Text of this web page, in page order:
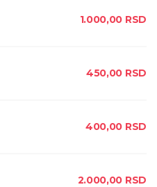
1.000,00 RSD
450,00 RSD
400,00 RSD
2.000,00 RSD